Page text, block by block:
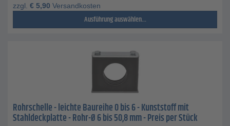
zzgl. € 5,90 Versandkosten
Ausführung auswählen...
Rohrschelle - leichte Baureihe 0 bis 6 - Kunststoff mit
Stahldeckplatte - Rohr-Ø 6 bis 50,8 mm - Preis per Stück